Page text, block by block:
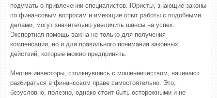
подумать о привлечении специалистов. Юристы, знающие законы
по финансовым вопросам и имеющие опыт работы с подобными
делами, могут значительно увеличить шансы на успех.
Экспертная помощь важна не только для получения
компенсации, но и для правильного понимания законных
действий, которые можно предпринять.
Многие инвесторы, столкнувшись с мошенничеством, начинают
разбираться в финансовом праве самостоятельно. Это,
безусловно, полезно, однако стоит быть осторожными и не